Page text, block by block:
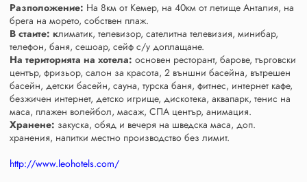
Разположение: На 8км от Кемер, на 40км от летище Анталия, на
брега на морето, собствен плаж.
В стаите: климатик, телевизор, сателитна телевизия, минибар,
телефон, баня, сешоар, сейф с/у доплащане.
На територията на хотела: основен ресторант, барове, търговски
център, фризьор, салон за красота, 2 външни басейна, вътрешен
басейн, детски басейн, сауна, турска баня, фитнес, интернет кафе,
безжичен интернет, детско игрище, дискотека, аквапарк, тенис на
маса, плажен волейбол, масаж, СПА център, анимация.
Хранене: закуска, обяд и вечеря на шведска маса, доп.
хранения, напитки местно производство без лимит.
http://www.leohotels.com/